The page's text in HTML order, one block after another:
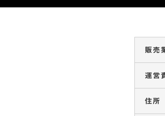
販売
運営
住所